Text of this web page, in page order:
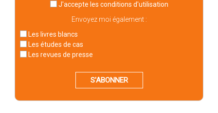
J'accepte les conditions d'utilisation
Envoyez moi également :
Les livres blancs
Les études de cas
Les revues de presse
S'ABONNER